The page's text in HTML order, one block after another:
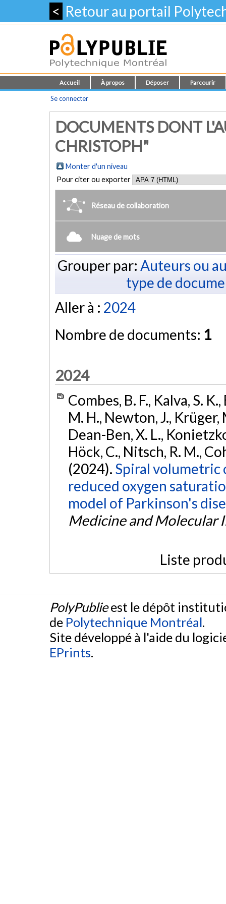
< Retour au portail
Accueil À propos Déposer Parcourir
Se connecter
DOCUMENTS DONT
CHRISTOPH"
Monter d'un niveau
Pour citer ou exporter
Réseau de collaboration
Nuage de mots
Grouper par: Auteurs ou
type de
Aller à : 2024
Nombre de documents: 1
2024
Combes, B. F., Kalva, S.
M. H., Newton, J., Krüger,
Dean-Ben, X. L.,
Höck, C., Nitsch, R. M.,
(2024). Spiral
reduced oxygen
model of Parkinson's
Medicine and Molecular
Liste
PolyPublieest le dépôt
de Polytechnique Montréal.
Site développé à l'aide du
EPrints.